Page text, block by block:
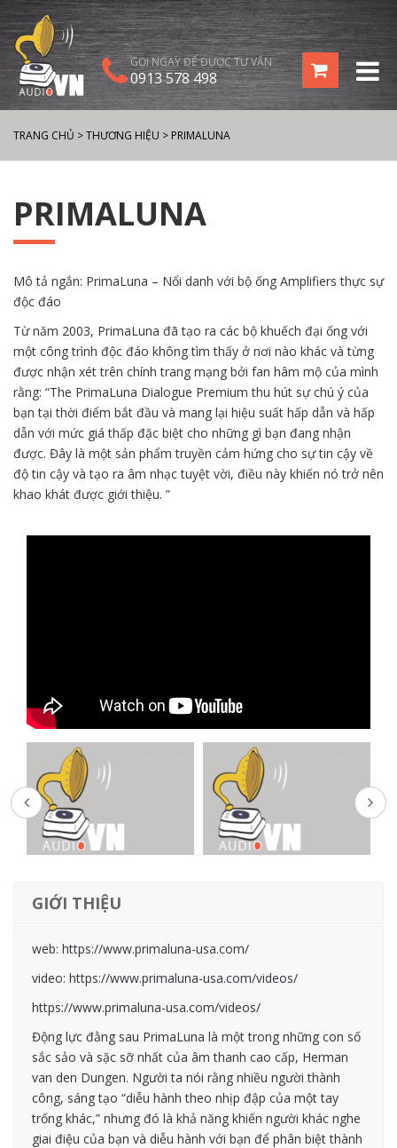
GỌI NGAY ĐỂ ĐƯỢC TƯ VẤN
0913 578 498
TRANG CHỦ >THƯƠNG HIỆU > PRIMALUNA
PRIMALUNA
Mô tả ngắn: PrimaLuna – Nổi danh với bộ ống Amplifiers thực sự
độc đáo
Từ năm 2003, PrimaLuna đã tạo ra các bộ khuếch đại ống với
một công trình độc đáo không tìm thấy ở nơi nào khác và từng
được nhận xét trên chính trang mạng bởi fan hâm mộ của mình
rằng: “The PrimaLuna Dialogue Premium thu hút sự chú ý của
bạn tại thời điểm bắt đầu và mang lại hiệu suất hấp dẫn và hấp
dẫn với mức giá thấp đặc biệt cho những gì bạn đang nhận
được. Đây là một sản phẩm truyền cảm hứng cho sự tin cậy về
độ tin cậy và tạo ra âm nhạc tuyệt vời, điều này khiến nó trở nên
khao khát được giới thiệu. ”
GIỚI THIỆU
web: https://www.primaluna-usa.com/
video: https://www.primaluna-usa.com/videos/
https://www.primaluna-usa.com/videos/
Động lực đằng sau PrimaLuna là một trong những con số
sắc sảo và sặc sỡ nhất của âm thanh cao cấp, Herman
van den Dungen. Người ta nói rằng nhiều người thành
công, sáng tạo “diễu hành theo nhịp đập của một tay
trống khác,” nhưng đó là khả năng khiến người khác nghe
giai điệu của bạn và diễu hành với bạn để phân biệt thành